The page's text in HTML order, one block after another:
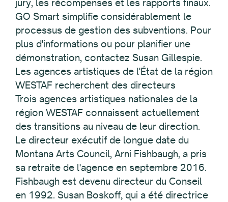
jury, les récompenses et les rapports finaux.
GO Smart simplifie considérablement le
processus de gestion des subventions. Pour
plus d'informations ou pour planifier une
démonstration, contactez Susan Gillespie.
Les agences artistiques de l'État de la région
WESTAF recherchent des directeurs
Trois agences artistiques nationales de la
région WESTAF connaissent actuellement
des transitions au niveau de leur direction.
Le directeur exécutif de longue date du
Montana Arts Council, Arni Fishbaugh, a pris
sa retraite de l'agence en septembre 2016.
Fishbaugh est devenu directeur du Conseil
en 1992. Susan Boskoff, qui a été directrice